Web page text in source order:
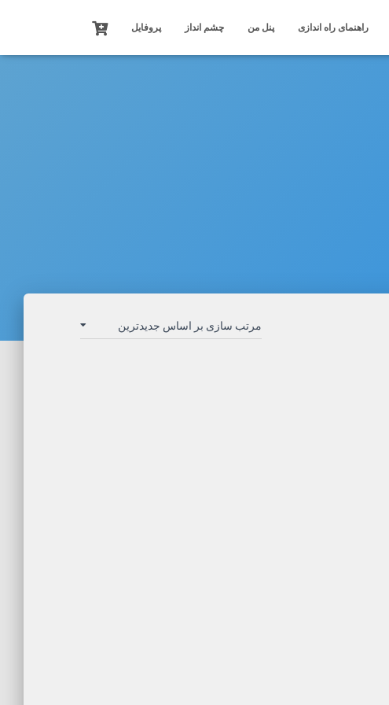
راهنمای راه اندازی پنل من چشم انداز پروفایل